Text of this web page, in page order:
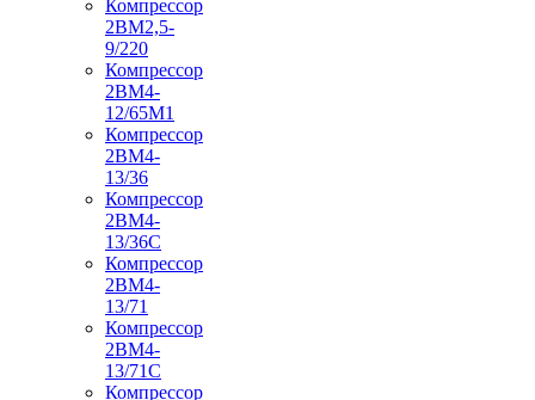
Компрессор
2ВМ2,5-
9/220
Компрессор
2ВМ4-
12/65М1
Компрессор
2ВМ4-
13/36
Компрессор
2ВМ4-
13/36С
Компрессор
2ВМ4-
13/71
Компрессор
2ВМ4-
13/71С
Компрессор